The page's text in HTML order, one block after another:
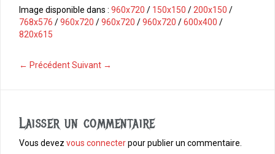
c
e
b
k
Image disponible dans : 960x720 / 150x150 / 200x150 /
768x576 /960x720 /960x720 /960x720 /600x400 /
820x615
← PrécédentSuivant →
Laisser un commentaire
Vous devez vous connecterpour publier un commentaire.